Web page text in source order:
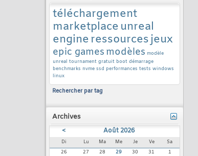
téléchargement
marketplace unreal
engine ressourcesjeux
epic games modèles modèle
unreal tournament gratuit boot démarrage
benchmarks nvme ssd performances tests windows
linux
Rechercher par tag
Archives
< Août 2026
Di Lu Ma Me Je Ve
Sa
26
27 28 29 30 31
1